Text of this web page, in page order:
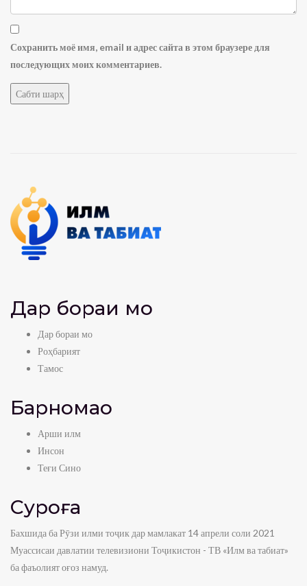
Сохранить моё имя, email и адрес сайта в этом браузере для
последующих моих комментариев.
Дар бораи мо
Дар бораи мо
Роҳбарият
Тамос
Барномаҳо
Арши илм
Инсон
Теғи Сино
Суроға
Бахшида ба Рӯзи илми тоҷик дар мамлакат 14 апрели соли 2021
Муассисаи давлатии телевизиони Тоҷикистон - ТВ «Илм ва табиат»
ба фаъолият оғоз намуд.